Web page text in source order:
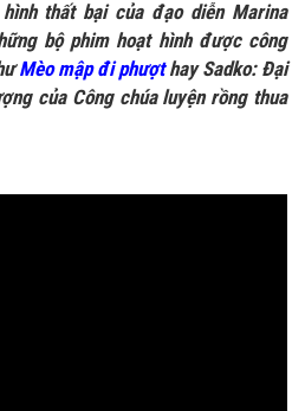
thất bại của đạo diễn Marina
bộ phim hoạt hình được công
Mèo mập đi phượthay Sadko: Đại
của Công chúa luyện rồng thua